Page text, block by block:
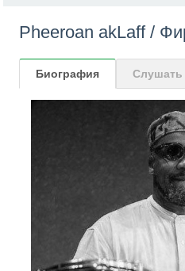
Pheeroan akLaff /
Биография Слушать